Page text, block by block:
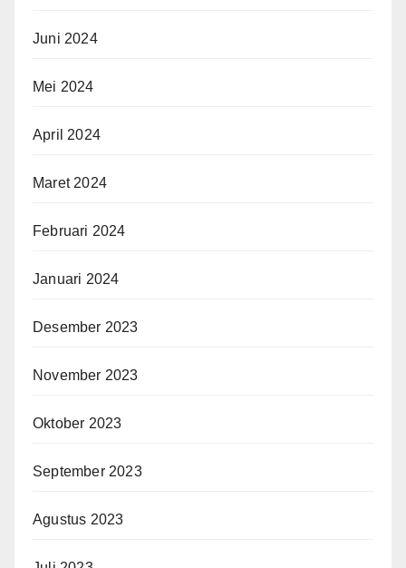
Juni 2024
Mei 2024
April 2024
Maret 2024
Februari 2024
Januari 2024
Desember 2023
November 2023
Oktober 2023
September 2023
Agustus 2023